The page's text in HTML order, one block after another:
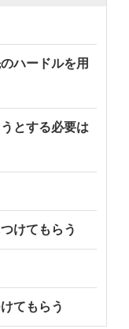
ハードルを用
とする必要は
けてもらう
てもらう